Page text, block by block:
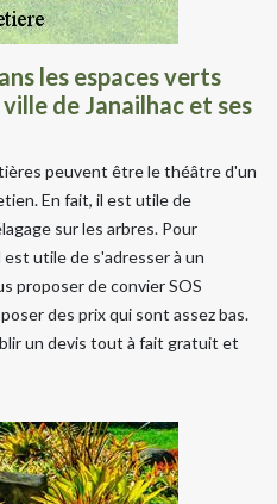
les espaces verts
de Janailhac et ses
peuvent être le théâtre d'un
En fait, il est utile de
sur les arbres. Pour
utile de s'adresser à un
proposer de convier SOS
des prix qui sont assez bas.
un devis tout à fait gratuit et